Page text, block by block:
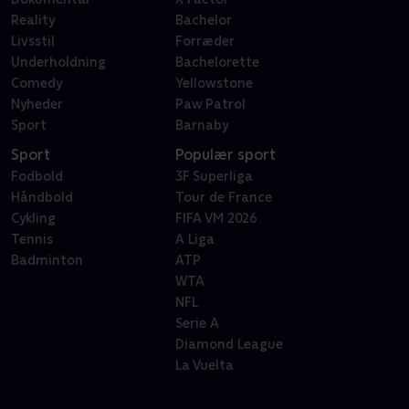
Reality
Livsstil
Underholdning
Comedy
Nyheder
Sport
Bachelor
Forræder
Bachelorette
Yellowstone
Paw Patrol
Barnaby
Sport
Fodbold
Håndbold
Cykling
Tennis
Badminton
Populær sport
3F Superliga
Tour de France
FIFA VM 2026
A Liga
ATP
WTA
NFL
Serie A
Diamond League
La Vuelta